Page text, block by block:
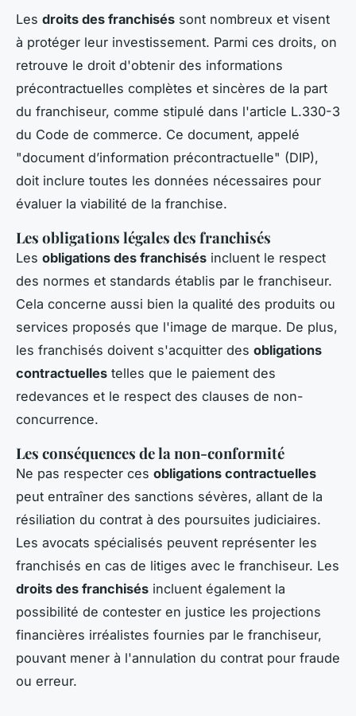
Les droits des franchisés sont nombreux et visent
à protéger leur investissement. Parmi ces droits, on
retrouve le droit d'obtenir des informations
précontractuelles complètes et sincères de la part
du franchiseur, comme stipulé dans l'article L.330-3
du Code de commerce. Ce document, appelé
"document d’information précontractuelle" (DIP),
doit inclure toutes les données nécessaires pour
évaluer la viabilité de la franchise.
Les obligations légales des franchisés
Les obligations des franchisés incluent le respect
des normes et standards établis par le franchiseur.
Cela concerne aussi bien la qualité des produits ou
services proposés que l'image de marque. De plus,
les franchisés doivent s'acquitter des obligations
contractuelles telles que le paiement des
redevances et le respect des clauses de non-
concurrence.
Les conséquences de la non-conformité
Ne pas respecter ces obligations contractuelles
peut entraîner des sanctions sévères, allant de la
résiliation du contrat à des poursuites judiciaires.
Les avocats spécialisés peuvent représenter les
franchisés en cas de litiges avec le franchiseur. Les
droits des franchisés incluent également la
possibilité de contester en justice les projections
financières irréalistes fournies par le franchiseur,
pouvant mener à l'annulation du contrat pour fraude
ou erreur.